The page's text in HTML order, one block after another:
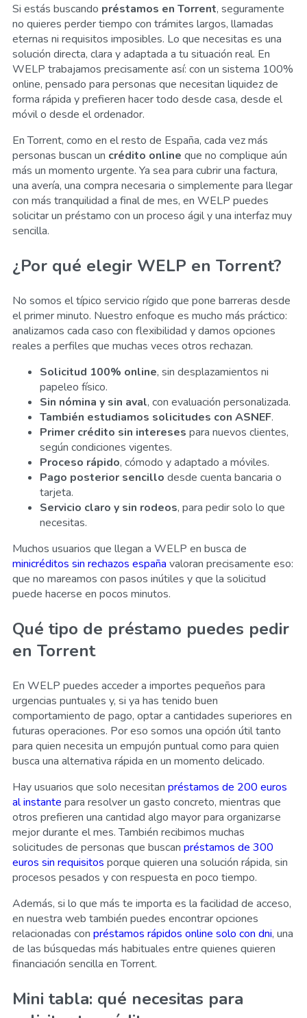
Si estás buscando préstamos en Torrent, seguramente
no quieres perder tiempo con trámites largos, llamadas
eternas ni requisitos imposibles. Lo que necesitas es una
solución directa, clara y adaptada a tu situación real. En
WELP trabajamos precisamente así: con un sistema 100%
online, pensado para personas que necesitan liquidez de
forma rápida y prefieren hacer todo desde casa, desde el
móvil o desde el ordenador.
En Torrent, como en el resto de España, cada vez más
personas buscan un crédito online que no complique aún
más un momento urgente. Ya sea para cubrir una factura,
una avería, una compra necesaria o simplemente para llegar
con más tranquilidad a final de mes, en WELP puedes
solicitar un préstamo con un proceso ágil y una interfaz muy
sencilla.
¿Por qué elegir WELP en Torrent?
No somos el típico servicio rígido que pone barreras desde
el primer minuto. Nuestro enfoque es mucho más práctico:
analizamos cada caso con flexibilidad y damos opciones
reales a perfiles que muchas veces otros rechazan.
Solicitud 100% online, sin desplazamientos ni
papeleo físico.
Sin nómina y sin aval, con evaluación personalizada.
También estudiamos solicitudes con ASNEF.
Primer crédito sin intereses para nuevos clientes,
según condiciones vigentes.
Proceso rápido, cómodo y adaptado a móviles.
Pago posterior sencillo desde cuenta bancaria o
tarjeta.
Servicio claro y sin rodeos, para pedir solo lo que
necesitas.
Muchos usuarios que llegan a WELP en busca de
minicréditos sin rechazos españa valoran precisamente eso:
que no mareamos con pasos inútiles y que la solicitud
puede hacerse en pocos minutos.
Qué tipo de préstamo puedes pedir
en Torrent
En WELP puedes acceder a importes pequeños para
urgencias puntuales y, si ya has tenido buen
comportamiento de pago, optar a cantidades superiores en
futuras operaciones. Por eso somos una opción útil tanto
para quien necesita un empujón puntual como para quien
busca una alternativa rápida en un momento delicado.
Hay usuarios que solo necesitan préstamos de 200 euros
al instante para resolver un gasto concreto, mientras que
otros prefieren una cantidad algo mayor para organizarse
mejor durante el mes. También recibimos muchas
solicitudes de personas que buscan préstamos de 300
euros sin requisitos porque quieren una solución rápida, sin
procesos pesados y con respuesta en poco tiempo.
Además, si lo que más te importa es la facilidad de acceso,
en nuestra web también puedes encontrar opciones
relacionadas con préstamos rápidos online solo con dni, una
de las búsquedas más habituales entre quienes quieren
financiación sencilla en Torrent.
Mini tabla: qué necesitas para